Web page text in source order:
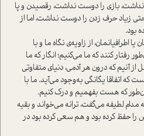
بازی را دوست نداشت، رقصیدن و پا
زیاد حرف زدن را دوست نداشت، اما از
بود.
از زاویه‌ی نگاه ما و با
رفتار کنند که ما می‌کنیم؛ انگار که ما
آنیم که درون هر آدمی، دنیای متفاوتی
که اتفاقا یگانگی به‌وجود می‌آید. ما با
که هست بفهمیم و درک کنیم.
لطیفه می‌گفت، ترانه می‌خواند و بقیه
را حفظ کرده بود و هم سعی کرده بود در